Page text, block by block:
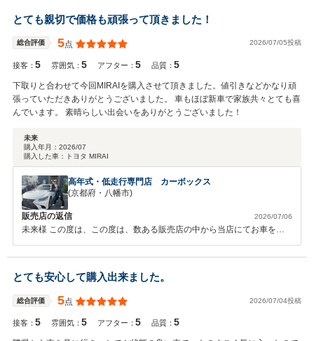
とても親切で価格も頑張って頂きました！
総合評価 5点 2026/07/05投稿
接客：5 雰囲気：5 アフター：5 品質：5
下取りと合わせて今回MIRAIを購入させて頂きました。値引きなどかなり頑
張っていただきありがとうございました。 車もほぼ新車で家族共々とても喜
んでいます。 素晴らしい出会いをありがとうございました！
未来
購入年月： 2026/07
購入した車：
トヨタ MIRAI
高年式・低走行専門店 カーボックス
(京都府・八幡市)
販売店の返信 2026/07/06
未来様 この度は、この度は、数ある販売店の中から当店にてお車をご
購入いただき、誠にありがとうございます！ お車についてご満足いた
だけたようで、大変うれしく思います！ 今後ともカーライフをサポー
トさせていただきます！ 末永いお付き合いのほど、よろしくお願いい
たします。
とても安心して購入出来ました。
総合評価 5点 2026/07/04投稿
接客：5 雰囲気：5 アフター：5 品質：5